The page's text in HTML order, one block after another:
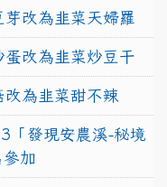
改為韭菜天婦羅
改為韭菜炒豆干
為韭菜甜不辣
「發現安農溪-秘境
加